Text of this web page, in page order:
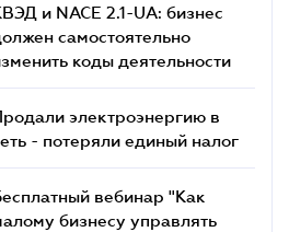
и NACE 2.1-UA: бизнес
самостоятельно
коды деятельности
электроэнергию в
- потеряли единый налог
вебинар "Как
бизнесу управлять